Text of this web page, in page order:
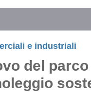
e industriali
del